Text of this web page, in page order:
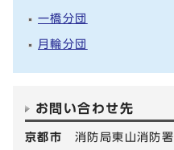
一橋分団
月輪分団
お問い合わせ先
京都市 消防局東山消防署